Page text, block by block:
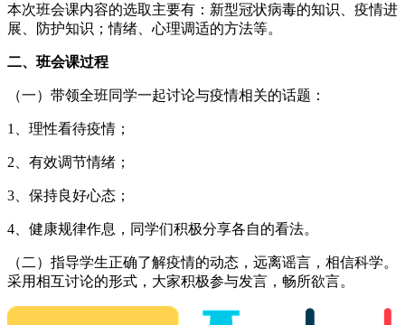
本次班会课内容的选取主要有：新型冠状病毒的知识、疫情进
展、防护知识；情绪、心理调适的方法等。
二、班会课过程
（一）带领全班同学一起讨论与疫情相关的话题：
1、理性看待疫情；
2、有效调节情绪；
3、保持良好心态；
4、健康规律作息，同学们积极分享各自的看法。
（二）指导学生正确了解疫情的动态，远离谣言，相信科学。
采用相互讨论的形式，大家积极参与发言，畅所欲言。